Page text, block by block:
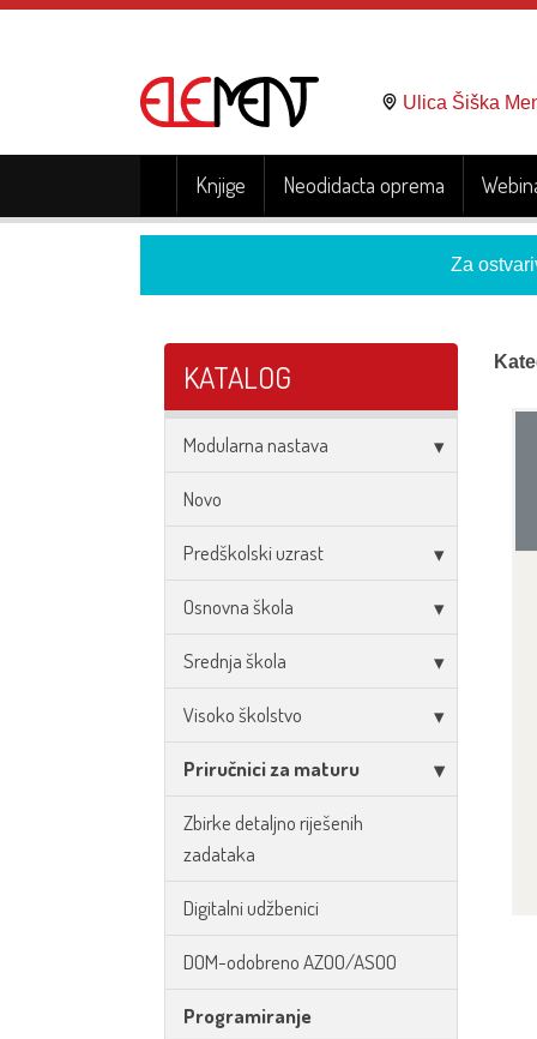
Ulica Šiška
Knjige Neodidacta oprema
Za
KATALOG
Modularna nastava
Novo
Predškolski uzrast
Osnovna škola
Srednja škola
Visoko školstvo
Priručnici za maturu
Zbirke detaljno riješenih
zadataka
Digitalni udžbenici
DOM-odobreno AZOO/ASOO
Programiranje